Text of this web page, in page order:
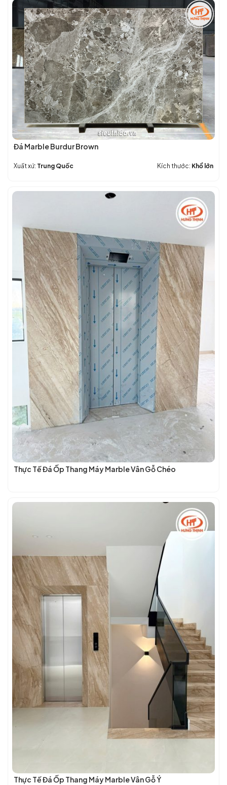
+
BỀN
+
GIÁ
HỢP
LÝ
nhất
hiện
nay
Đẹp
–
Báo
Giá
Chi
Tiết
Đá Marble Burdur Brown
Xuất xứ: Trung Quốc Kích thước: Khổ lớn
Thực Tế Đá Ốp Thang Máy Marble Vân Gỗ Chéo
Thực Tế Đá Ốp Thang Máy Marble Vân Gỗ Ý